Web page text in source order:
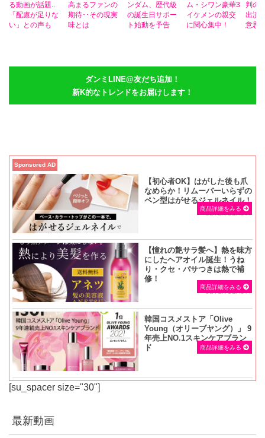
る動画が話題..
「配慮が足りな
い」との声も
高まるファンの
期待･･その現実
味とは
ンダム、歴代級
の誕生日サポー
ト始動を予告
ム・シワン豪華3
イケメンの親交
に関心集中！
判の
出演
意思
ダンミLINE@友だち追加！
新K的なトレンドをお届けします！
Sponsored AD
【初心者OK】はがした後も爪
なめらか！リムーバーいらずの
ペン型はがせるジェルネイル！
SEVEN BEAUTY
商品詳細をみる
【憧れの艶サラ髪へ】熱を味方
にしたヘアオイル誕生！うね
り・クセ・パサつきは熱で補
修！
SEVEN BEAUTY
商品詳細をみる
韓国コスメストア「Olive
Young（オリーブヤング）」 9
年売上NO.1スキンケアブラン
ド
商品詳細をみる
[su_spacer size="30"]
最新動画